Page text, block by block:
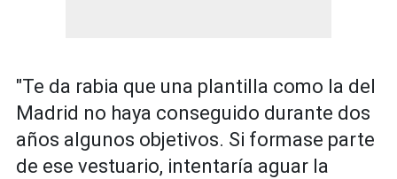
"Te da rabia que una plantilla como la del
Madrid no haya conseguido durante dos
años algunos objetivos. Si formase parte
de ese vestuario, intentaría aguar la